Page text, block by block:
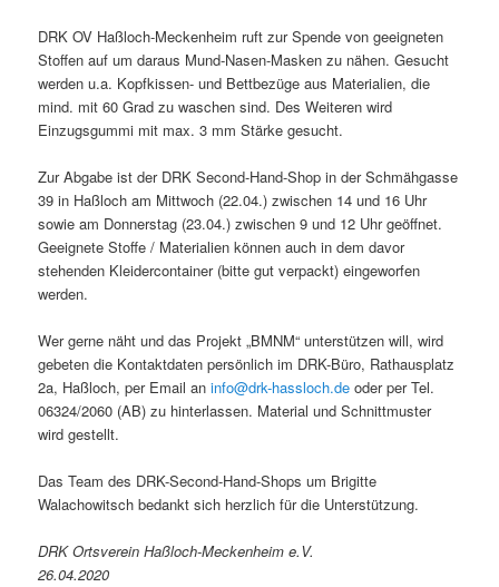
DRK OV Haßloch-Meckenheim ruft zur Spende von geeigneten
Stoffen auf um daraus Mund-Nasen-Masken zu nähen. Gesucht
werden u.a. Kopfkissen- und Bettbezüge aus Materialien, die
mind. mit 60 Grad zu waschen sind. Des Weiteren wird
Einzugsgummi mit max. 3 mm Stärke gesucht.
Zur Abgabe ist der DRK Second-Hand-Shop in der Schmähgasse
39 in Haßloch am Mittwoch (22.04.) zwischen 14 und 16 Uhr
sowie am Donnerstag (23.04.) zwischen 9 und 12 Uhr geöffnet.
Geeignete Stoffe / Materialien können auch in dem davor
stehenden Kleidercontainer (bitte gut verpackt) eingeworfen
werden.
Wer gerne näht und das Projekt „BMNM“ unterstützen will, wird
gebeten die Kontaktdaten persönlich im DRK-Büro, Rathausplatz
2a, Haßloch, per Email aninfo@drk-hassloch.de oder per Tel.
06324/2060 (AB) zu hinterlassen. Material und Schnittmuster
wird gestellt.
Das Team des DRK-Second-Hand-Shops um Brigitte
Walachowitsch bedankt sich herzlich für die Unterstützung.
DRK Ortsverein Haßloch-Meckenheim e.V.
26.04.2020